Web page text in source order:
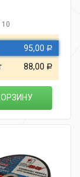
10
95,00 Р
88,00 Р